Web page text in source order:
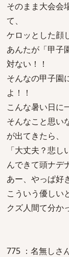
そのまま大会会
て、
ケロッとした顔
あんたが「甲子
対ない！！
そんなの甲子園
よ！！
こんな暑い日に
そんなこと思い
が出てきたら、
「大丈夫？悲
んできて頭ナデ
あー、やっぱ好
こういう優しい
クズ人間て分か
775 ：名無しさ